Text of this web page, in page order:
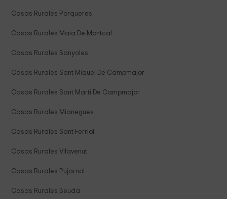
Casas Rurales Porqueres
Casas Rurales Maia De Montcal
Casas Rurales Banyoles
Casas Rurales Sant Miquel De Campmajor
Casas Rurales Sant Marti De Campmajor
Casas Rurales Mianegues
Casas Rurales Sant Ferriol
Casas Rurales Vilavenut
Casas Rurales Pujarnol
Casas Rurales Beuda